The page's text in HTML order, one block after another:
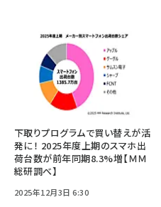
下取りプログラムで買い替えが活
発に！ 2025年度上期のスマホ出
荷台数が前年同期8.3%増【ＭＭ
総研調べ】
2025年12月3日 6:30